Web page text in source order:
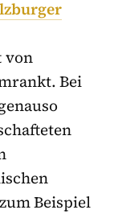
von
Bei
Beispiel